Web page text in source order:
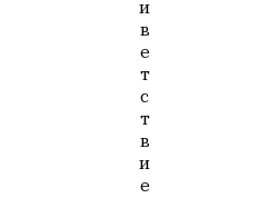
и
в
е
т
с
т
в
и
е